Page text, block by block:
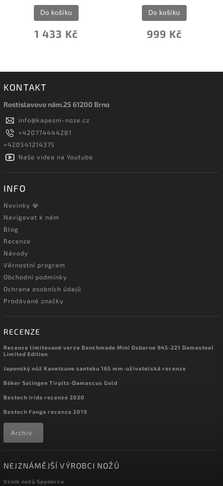
1 433 Kč
Do košíku
999 Kč
Do košíku
KONTAKT
Rostislavovo nám.25 61200 Brno
info@kapesni-noze.cz
+420774444281
+420541214375
Naše videa na Youtube
INFO
Novinky 💎
Navigovat k nám
Blog
Recenze
Návody
Věrnostní program
Obchodní podmínky
Ochrana osobních údajů
Prodávané značky
RECENZE
Recenze limitované verze Benchmade Mini Osborne 945-221 Damasteel
Limited Edition
Japonský nůž Kanetsune santoku 165 mm-uživatelská recenze
Böker Solingen Tirpitz-Damascus Gold
Bestech Irida recenze 2020
Bestech Fanga recenze 2019
Archiv
NEJZNÁMĚJŠÍ VÝROBCI NOŽŮ
Vznik nožů Spyderco